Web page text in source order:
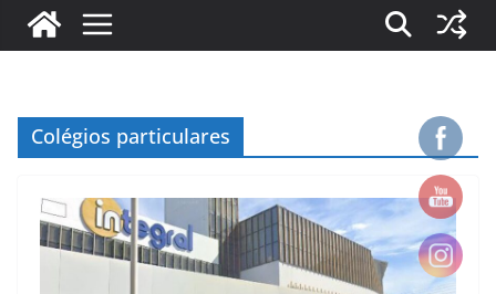
Colégios particulares